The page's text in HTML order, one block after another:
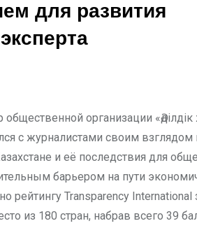
для развития
с журналистами своим взглядом
и её последствия для
барьером на пути
рейтингу Transparency International
из 180 стран, набрав всего 39